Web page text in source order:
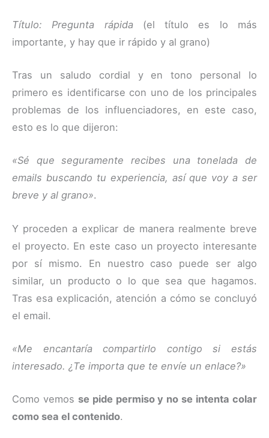
Título: Pregunta rápida(el título es lo más
importante, y hay que ir rápido y al grano)
Tras un saludo cordial y en tono personal lo
primero es identificarse con uno de los principales
problemas de los influenciadores, en este caso,
esto es lo que dijeron:
«Sé que seguramente recibes una tonelada de
emails buscando tu experiencia, así que voy a ser
breve y al grano».
Y proceden a explicar de manera realmente breve
el proyecto. En este caso un proyecto interesante
por sí mismo. En nuestro caso puede ser algo
similar, un producto o lo que sea que hagamos.
Tras esa explicación, atención a cómo se concluyó
el email.
«Me encantaría compartirlo contigo si estás
interesado. ¿Te importa que te envíe un enlace?»
Como vemos se pide permiso y no se intenta colar
como sea el contenido.